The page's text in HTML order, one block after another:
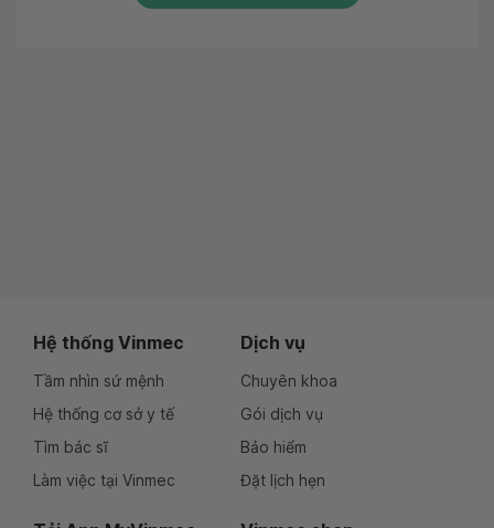
Hệ thống Vinmec
Tầm nhìn sứ mệnh
Hệ thống cơ sở y tế
Tìm bác sĩ
Làm việc tại Vinmec
Dịch vụ
Chuyên khoa
Gói dịch vụ
Bảo hiểm
Đặt lịch hẹn